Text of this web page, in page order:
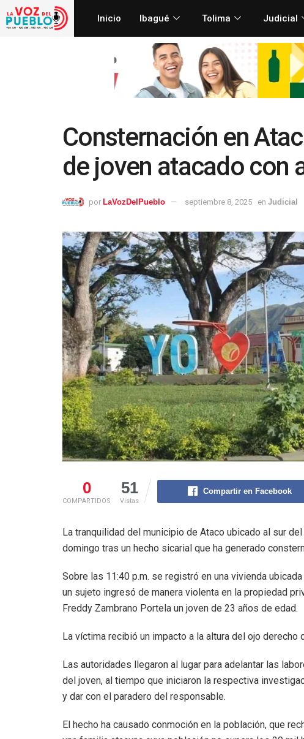
Inicio Ibagué Tolima Judicial
Consternación en
de joven atacado con
por LaVozDelPueblo septiembre 8, 2025 en Judicial
0
COMPARTIDOS
51
Vistas
Compartir en Facebook
La tranquilidad del municipio de Ataco ubicado al sur
domingo tras un hecho sicarial que ha generado
Sobre las 11:40 p.m. se registró en una vivienda
un sujeto ingresó de manera violenta en la propiedad
Freddy Zambrano Portela un joven de 23 años de edad.
La víctima recibió un impacto a la altura del ojo derecho
Las autoridades llegaron al lugar para adelantar las
del joven, al tiempo que iniciaron la respectiva
y dar con el paradero del responsable.
El hecho ha causado conmoción en la población, que